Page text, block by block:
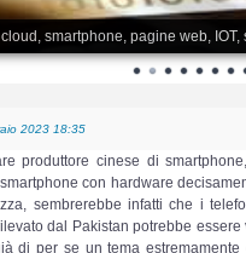
smartphone, pagine web, IOT,
2023 18:35
produttore cinese di
con hardware
sembrerebbe infatti che i
dal Pakistan potrebbe
di per se un tema